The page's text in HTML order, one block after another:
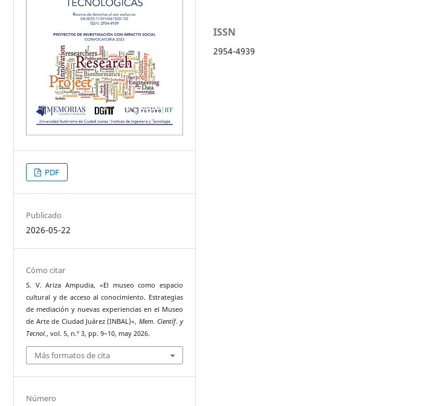
PDF
Publicado
2026-05-22
Cómo citar
S. V. Ariza Ampudia, «El museo como espacio
cultural y de acceso al conocimiento. Estrategias
de mediación y nuevas experiencias en el Museo
de Arte de Ciudad Juárez (INBAL)», Mem. Científ. y
Tecnol., vol. 5, n.º 3, pp. 9–10, may 2026.
Más formatos de cita
Número
ISSN
2954-4939